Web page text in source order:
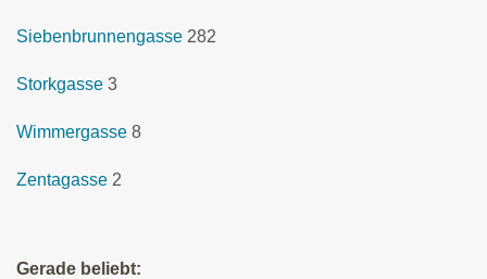
Siebenbrunnengasse 282
Storkgasse 3
Wimmergasse 8
Zentagasse 2
Gerade beliebt: